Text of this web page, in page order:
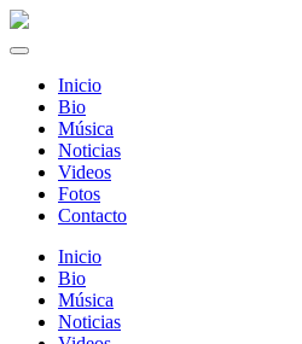
Inicio
Bio
Música
Noticias
Videos
Fotos
Contacto
Inicio
Bio
Música
Noticias